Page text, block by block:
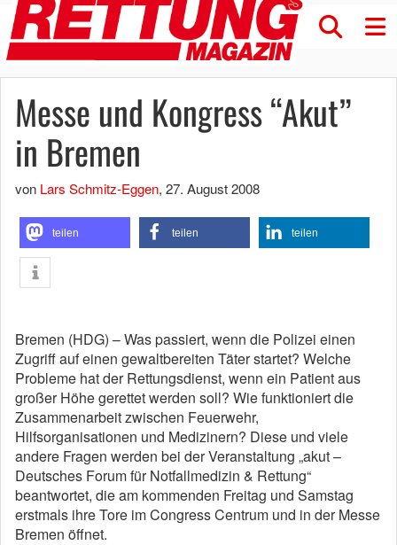
Messe und Kongress “Akut”
in Bremen
von Lars Schmitz-Eggen, 27. August 2008
teilen teilen teilen
Bremen (HDG) – Was passiert, wenn die Polizei einen
Zugriff auf einen gewaltbereiten Täter startet? Welche
Probleme hat der Rettungsdienst, wenn ein Patient aus
großer Höhe gerettet werden soll? Wie funktioniert die
Zusammenarbeit zwischen Feuerwehr,
Hilfsorganisationen und Medizinern? Diese und viele
andere Fragen werden bei der Veranstaltung „akut –
Deutsches Forum für Notfallmedizin & Rettung“
beantwortet, die am kommenden Freitag und Samstag
erstmals ihre Tore im Congress Centrum und in der Messe
Bremen öffnet.